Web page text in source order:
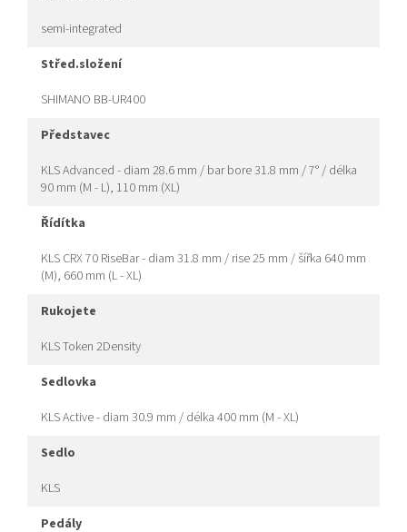
semi-integrated
střed.složení
SHIMANO BB-UR400
představec
KLS Advanced - diam 28.6 mm / bar bore 31.8 mm / 7° / délka
90 mm (M - L), 110 mm (XL)
řídítka
KLS CRX 70 RiseBar - diam 31.8 mm / rise 25 mm / šířka 640 mm
(M), 660 mm (L - XL)
rukojete
KLS Token 2Density
sedlovka
KLS Active - diam 30.9 mm / délka 400 mm (M - XL)
sedlo
KLS
pedály